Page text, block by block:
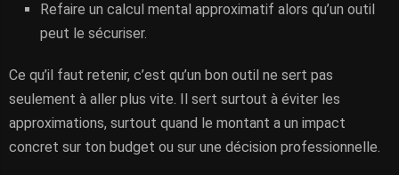
Refaire un calcul mental approximatif alors qu’un outil
peut le sécuriser.
Ce qu’il faut retenir, c’est qu’un bon outil ne sert pas
seulement à aller plus vite. Il sert surtout à éviter les
approximations, surtout quand le montant a un impact
concret sur ton budget ou sur une décision professionnelle.